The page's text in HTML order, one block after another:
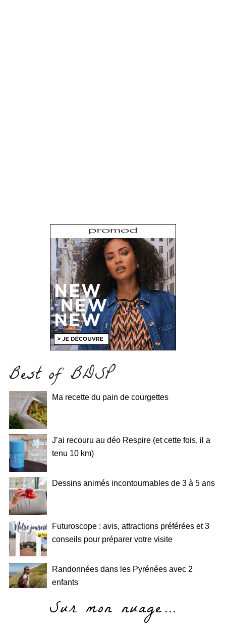
Best of BDSP
Ma recette du pain de courgettes
J’ai recouru au déo Respire (et cette fois, il a
tenu 10 km)
Dessins animés incontournables de 3 à 5 ans
Futuroscope : avis, attractions préférées et 3
conseils pour préparer votre visite
Randonnées dans les Pyrénées avec 2
enfants
Sur mon nuage…